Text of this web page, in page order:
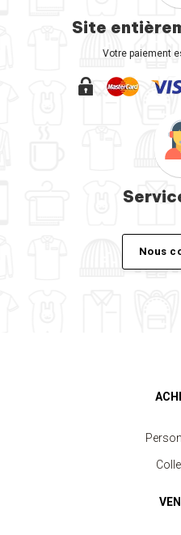
Site
Votre paiement
Nous